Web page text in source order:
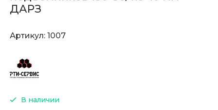
ДАРЗ
Артикул: 1007
В наличии